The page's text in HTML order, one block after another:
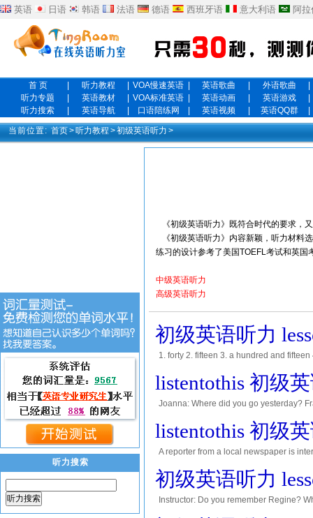
英语 日语 韩语 法语 德语 西班牙语 意大利语 阿
首 页 听力教程 VOA慢速英语 英语歌曲 外语歌曲
听力专题
英语教材 VOA标准英语 英语动画 英语游戏
听力搜索
英语导航 口语陪练网 英语视频 英语QQ群
当前位置: 首页>听力教程 >初级英语听力 >
《初级英语听力》既符合时代的要求，
《初级英语听力》内容新颖，听力材料
练习的设计参考了美国TOEFL考试和英
中级英语听力
高级英语听力
初级英语听力
1. forty 2. fifteen 3. a hundred and
listentothis 初级
Joanna: Where did you go yesterday?
listentothis 初级
A reporter from a local newspaper is
初级英语听力
Instructor: Do you remember Regine?
听力搜索
听力搜索